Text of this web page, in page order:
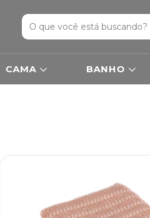
CAMA BANHO